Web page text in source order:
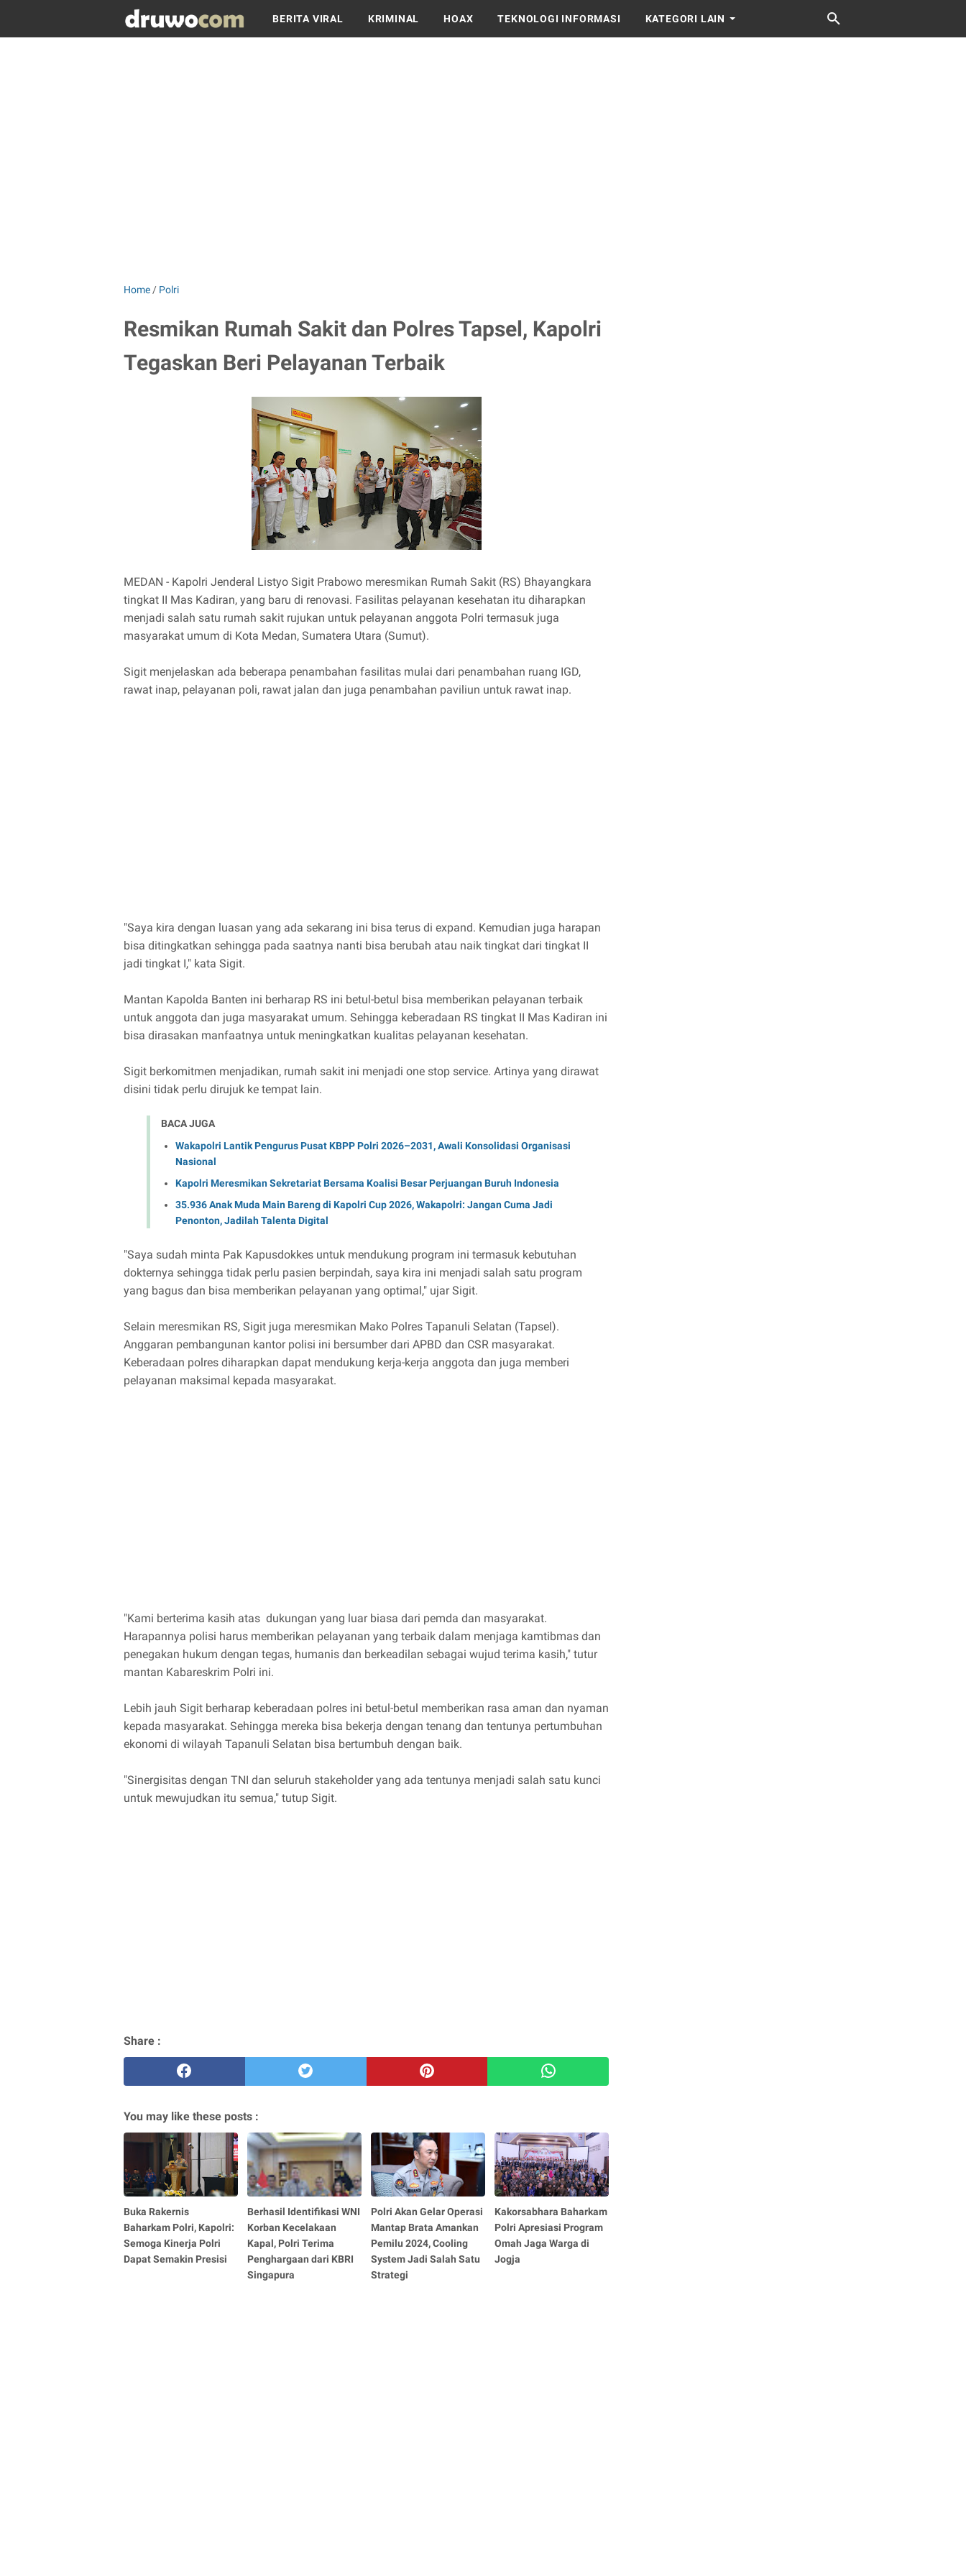
BERITA VIRAL KRIMINAL HOAX TEKNOLOGI INFORMASI KATEGORI LAIN
Home / Polri
Resmikan Rumah Sakit dan Polres Tapsel, Kapolri
Tegaskan Beri Pelayanan Terbaik
MEDAN - Kapolri Jenderal Listyo Sigit Prabowo meresmikan Rumah Sakit (RS) Bhayangkara
tingkat II Mas Kadiran, yang baru di renovasi. Fasilitas pelayanan kesehatan itu diharapkan
menjadi salah satu rumah sakit rujukan untuk pelayanan anggota Polri termasuk juga
masyarakat umum di Kota Medan, Sumatera Utara (Sumut).
Sigit menjelaskan ada beberapa penambahan fasilitas mulai dari penambahan ruang IGD,
rawat inap, pelayanan poli, rawat jalan dan juga penambahan paviliun untuk rawat inap.
"Saya kira dengan luasan yang ada sekarang ini bisa terus di expand. Kemudian juga harapan
bisa ditingkatkan sehingga pada saatnya nanti bisa berubah atau naik tingkat dari tingkat II
jadi tingkat I," kata Sigit.
Mantan Kapolda Banten ini berharap RS ini betul-betul bisa memberikan pelayanan terbaik
untuk anggota dan juga masyarakat umum. Sehingga keberadaan RS tingkat II Mas Kadiran ini
bisa dirasakan manfaatnya untuk meningkatkan kualitas pelayanan kesehatan.
Sigit berkomitmen menjadikan, rumah sakit ini menjadi one stop service. Artinya yang dirawat
disini tidak perlu dirujuk ke tempat lain.
BACA JUGA
Wakapolri Lantik Pengurus Pusat KBPP Polri 2026–2031, Awali Konsolidasi Organisasi
Nasional
Kapolri Meresmikan Sekretariat Bersama Koalisi Besar Perjuangan Buruh Indonesia
35.936 Anak Muda Main Bareng di Kapolri Cup 2026, Wakapolri: Jangan Cuma Jadi
Penonton, Jadilah Talenta Digital
"Saya sudah minta Pak Kapusdokkes untuk mendukung program ini termasuk kebutuhan
dokternya sehingga tidak perlu pasien berpindah, saya kira ini menjadi salah satu program
yang bagus dan bisa memberikan pelayanan yang optimal," ujar Sigit.
Selain meresmikan RS, Sigit juga meresmikan Mako Polres Tapanuli Selatan (Tapsel).
Anggaran pembangunan kantor polisi ini bersumber dari APBD dan CSR masyarakat.
Keberadaan polres diharapkan dapat mendukung kerja-kerja anggota dan juga memberi
pelayanan maksimal kepada masyarakat.
"Kami berterima kasih atas dukungan yang luar biasa dari pemda dan masyarakat.
Harapannya polisi harus memberikan pelayanan yang terbaik dalam menjaga kamtibmas dan
penegakan hukum dengan tegas, humanis dan berkeadilan sebagai wujud terima kasih," tutur
mantan Kabareskrim Polri ini.
Lebih jauh Sigit berharap keberadaan polres ini betul-betul memberikan rasa aman dan nyaman
kepada masyarakat. Sehingga mereka bisa bekerja dengan tenang dan tentunya pertumbuhan
ekonomi di wilayah Tapanuli Selatan bisa bertumbuh dengan baik.
"Sinergisitas dengan TNI dan seluruh stakeholder yang ada tentunya menjadi salah satu kunci
untuk mewujudkan itu semua," tutup Sigit.
Share :
You may like these posts :
Buka Rakernis
Baharkam Polri, Kapolri:
Semoga Kinerja Polri
Dapat Semakin Presisi
Berhasil Identifikasi WNI
Korban Kecelakaan
Kapal, Polri Terima
Penghargaan dari KBRI
Singapura
Polri Akan Gelar Operasi
Mantap Brata Amankan
Pemilu 2024, Cooling
System Jadi Salah Satu
Strategi
Kakorsabhara Baharkam
Polri Apresiasi Program
Omah Jaga Warga di
Jogja